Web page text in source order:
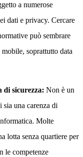
a numerose
dati e privacy. Cercare
può sembrare
soprattutto data
di sicurezza: Non è un
sia una carenza di
Molte
lotta senza quartiere per
le competenze